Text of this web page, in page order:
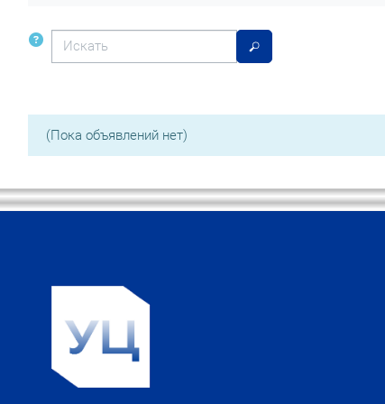
Искать
Искать
(Пока объявлений нет)
Блоки
Блоки